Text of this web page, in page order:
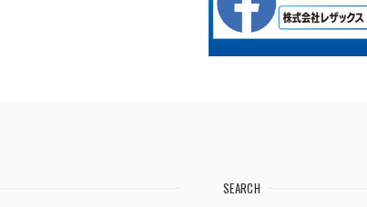
SEARCH